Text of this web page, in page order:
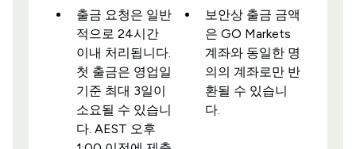
출금 요청은 일반
적으로 24시간
이내 처리됩니다.
첫 출금은 영업일
기준 최대 3일이
소요될 수 있습니
다. AEST 오후
보안상 출금 금액
은 GO Markets
계좌와 동일한 명
의의 계좌로만 반
환될 수 있습니
다.